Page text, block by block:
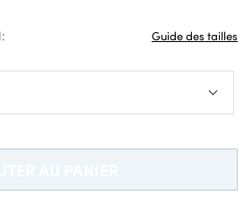
Guide des tailles